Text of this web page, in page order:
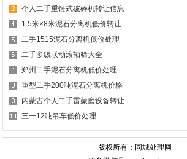
个人二手重锤式破碎机转让信息
1.5米×8米泥石分离机低价转让
二手1515泥石分离机低价处理
二手多级联动滚轴筛大全
郑州二手泥石分离机低价处理
重型二手200吨泥石分离机价格
内蒙古个人二手雷蒙磨设备转让
三一12吨吊车低价处理
版权所有：同城处理网